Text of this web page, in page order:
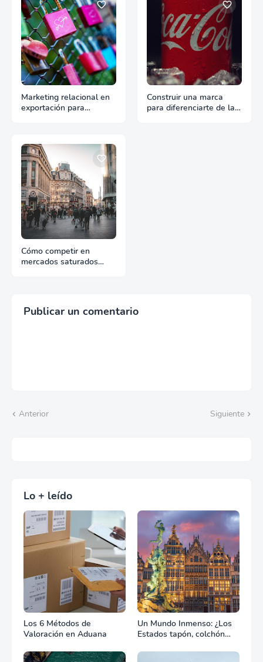
Marketing relacional en
exportación para
Construir una marca
para diferenciarte de la
Cómo competir en
mercados saturados
Publicar un comentario
Anterior Siguiente
Lo + leído
Los 6 Métodos de
Valoración en Aduana
Un Mundo Inmenso: ¿Los
Estados tapón, colchón
combate?